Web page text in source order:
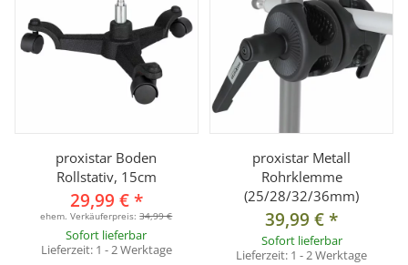
proxistar Boden
Rollstativ, 15cm
29,99 €*
ehem. Verkäuferpreis:34,99 €
Sofort lieferbar
Lieferzeit: 1 - 2 Werktage
proxistar Metall
Rohrklemme
(25/28/32/36mm)
39,99 €*
Sofort lieferbar
Lieferzeit: 1 - 2 Werktage